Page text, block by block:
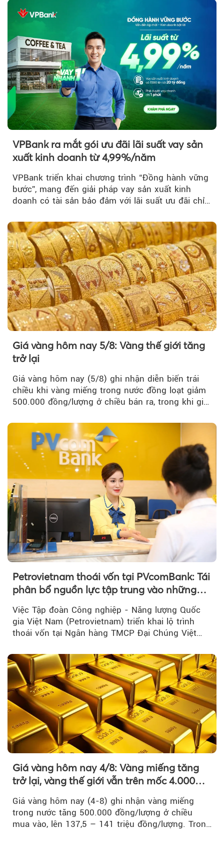
VPBank ra mắt gói ưu đãi lãi suất vay sản
xuất kinh doanh từ 4,99%/năm
VPBank triển khai chương trình “Đồng hành vững
bước”, mang đến giải pháp vay sản xuất kinh
doanh có tài sản bảo đảm với lãi suất ưu đãi chỉ
Giá vàng hôm nay 5/8: Vàng thế giới tăng
trở lại
Giá vàng hôm nay (5/8) ghi nhận diễn biến trái
chiều khi vàng miếng trong nước đồng loạt giảm
500.000 đồng/lượng ở chiều bán ra, trong khi giá
thương hiệu.
Petrovietnam thoái vốn tại PVcomBank: Tái
phân bổ nguồn lực tập trung vào những
Việc Tập đoàn Công nghiệp - Năng lượng Quốc
gia Việt Nam (Petrovietnam) triển khai lộ trình
thoái vốn tại Ngân hàng TMCP Đại Chúng Việt
Giá vàng hôm nay 4/8: Vàng miếng tăng
trở lại, vàng thế giới vẫn trên mốc 4.000
Giá vàng hôm nay (4-8) ghi nhận vàng miếng
trong nước tăng 500.000 đồng/lượng ở chiều
mua vào, lên 137,5 – 141 triệu đồng/lượng. Trong